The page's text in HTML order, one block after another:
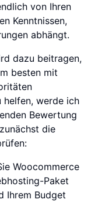
von Ihren
Kenntnissen,
abhängt.
dazu beitragen,
besten mit
helfen, werde ich
Bewertung
die
Woocommerce
Paket
Ihrem Budget